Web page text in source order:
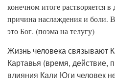
конечном итоге растворяется
причина наслаждения и боли.
это Бог. (поэма на телугу)
Жизнь человека связывают
Картавья (время, действие,
влияния Кали Юги человек